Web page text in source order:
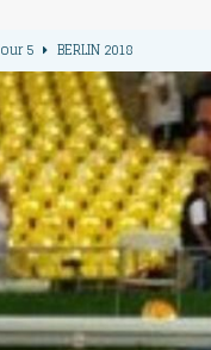
5
BERLIN 2018
4
BERLIN 2018
3
BERLIN 2018
2
BERLIN 2018
6 BERLIN 2018